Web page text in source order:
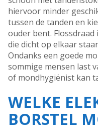
hiervoor minder
tussen de tanden en
ouder bent.
die dicht op elkaar
Ondanks een goede
sommige mensen last
of mondhygiënist kan
WELKE
BORSTEL